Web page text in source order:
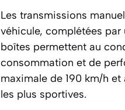
Les transmissions
véhicule, complétées
boîtes permettent au
consommation et de
maximale de 190 km/h
les plus sportives.